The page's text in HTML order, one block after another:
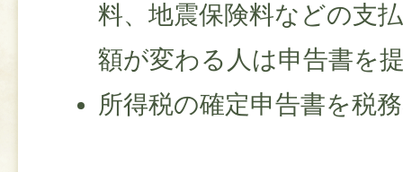
料、地震保険料などの支
額が変わる人は申告書を
所得税の確定申告書を税